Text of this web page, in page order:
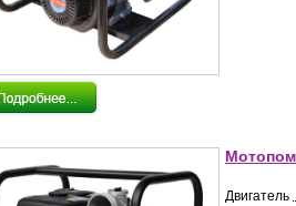
Двигатель